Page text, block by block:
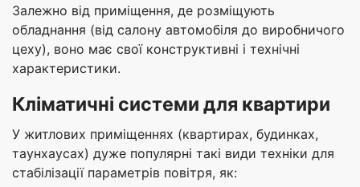
Залежно від приміщення, де розміщують
обладнання (від салону автомобіля до виробничого
цеху), воно має свої конструктивні і технічні
характеристики.
Кліматичні системи для квартири
У житлових приміщеннях (квартирах, будинках,
таунхаусах) дуже популярні такі види техніки для
стабілізації параметрів повітря, як: